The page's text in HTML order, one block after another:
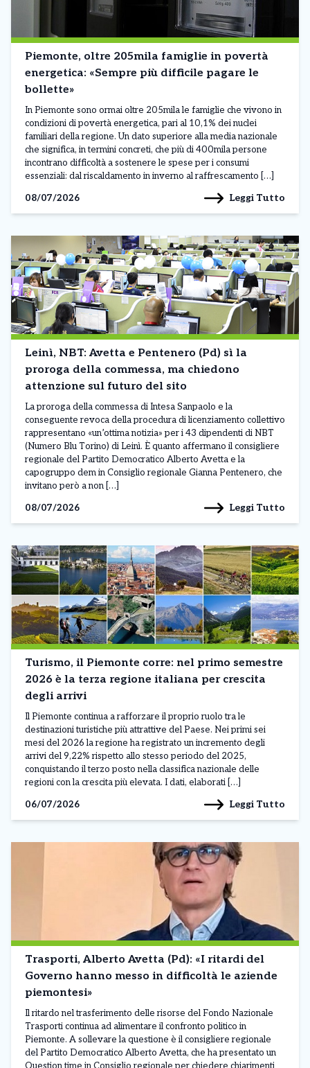
Piemonte, oltre 205mila famiglie in povertà
energetica: «Sempre più difficile pagare le
bollette»
In Piemonte sono ormai oltre 205mila le famiglie che vivono in
condizioni di povertà energetica, pari al 10,1% dei nuclei
familiari della regione. Un dato superiore alla media nazionale
che significa, in termini concreti, che più di 400mila persone
incontrano difficoltà a sostenere le spese per i consumi
essenziali: dal riscaldamento in inverno al raffrescamento […]
08/07/2026
Leggi Tutto
Leinì, NBT: Avetta e Pentenero (Pd) sì la
proroga della commessa, ma chiedono
attenzione sul futuro del sito
La proroga della commessa di Intesa Sanpaolo e la
conseguente revoca della procedura di licenziamento collettivo
rappresentano «un’ottima notizia» per i 43 dipendenti di NBT
(Numero Blu Torino) di Leinì. È quanto affermano il consigliere
regionale del Partito Democratico Alberto Avetta e la
capogruppo dem in Consiglio regionale Gianna Pentenero, che
invitano però a non […]
08/07/2026
Leggi Tutto
Turismo, il Piemonte corre: nel primo semestre
2026 è la terza regione italiana per crescita
degli arrivi
Il Piemonte continua a rafforzare il proprio ruolo tra le
destinazioni turistiche più attrattive del Paese. Nei primi sei
mesi del 2026 la regione ha registrato un incremento degli
arrivi del 9,22% rispetto allo stesso periodo del 2025,
conquistando il terzo posto nella classifica nazionale delle
regioni con la crescita più elevata. I dati, elaborati […]
06/07/2026
Leggi Tutto
Trasporti, Alberto Avetta (Pd): «I ritardi del
Governo hanno messo in difficoltà le aziende
piemontesi»
Il ritardo nel trasferimento delle risorse del Fondo Nazionale
Trasporti continua ad alimentare il confronto politico in
Piemonte. A sollevare la questione è il consigliere regionale
del Partito Democratico Alberto Avetta, che ha presentato un